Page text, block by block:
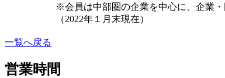
※会員は中部圏の企業を中心に、企業・
（2022年１月末現在）
一覧へ戻る
営業時間